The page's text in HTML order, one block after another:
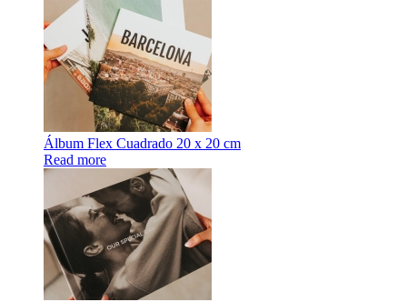
Álbum Flex Cuadrado 20 x 20 cm
Read more